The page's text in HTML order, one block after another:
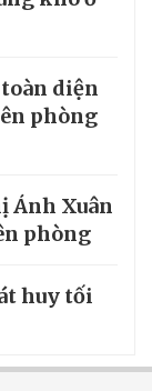
diện
phòng
Ánh Xuân
phòng
huy tối